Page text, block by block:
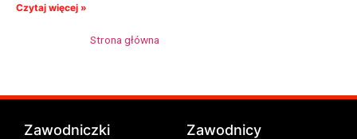
Czytaj więcej »
Strona główna
Zawodniczki Zawodnicy